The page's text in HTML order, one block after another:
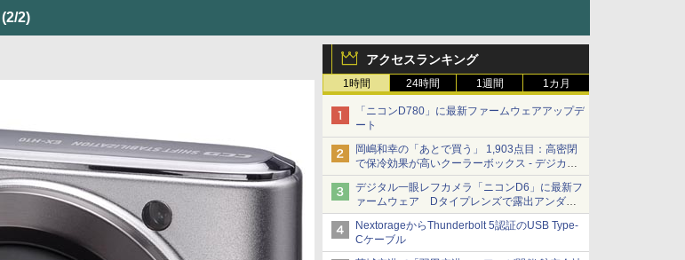
(2/2)
アクセスランキング
1時間 24時間 1週間 1カ月
「ニコンD780」に最新ファームウェアアップデ
ート
岡嶋和幸の「あとで買う」 1,903点目：高密閉
で保冷効果が高いクーラーボックス - デジカメ
Watch
デジタル一眼レフカメラ「ニコンD6」に最新フ
ァームウェア Dタイプレンズで露出アンダー
になる現象の修正など
NextorageからThunderbolt 5認証のUSB Type-
Cケーブル